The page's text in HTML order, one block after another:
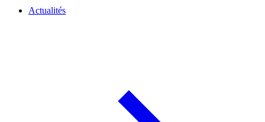
Actualités